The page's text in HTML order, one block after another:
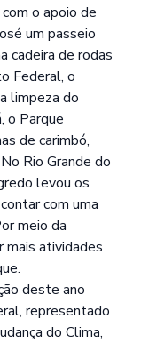
o apoio de
um passeio
cadeira de rodas
Federal, o
limpeza do
o Parque
de carimbó,
Rio Grande do
levou os
com uma
meio da
mais atividades
deste ano
representado
do Clima,